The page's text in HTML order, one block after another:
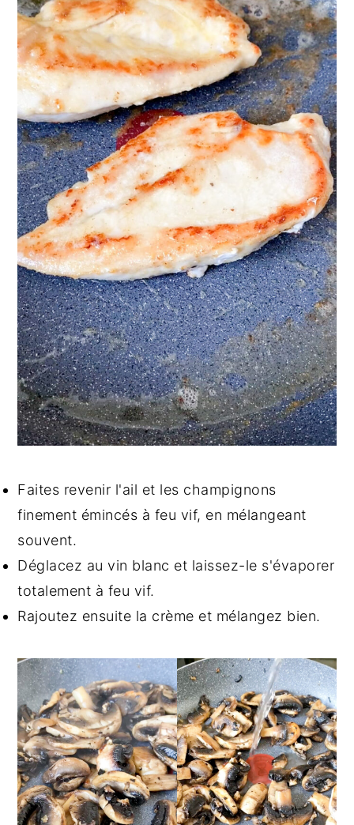
Faites revenir l'ail et les champignons
finement émincés à feu vif, en mélangeant
souvent.
Déglacez au vin blanc et laissez-le s'évaporer
totalement à feu vif.
Rajoutez ensuite la crème et mélangez bien.